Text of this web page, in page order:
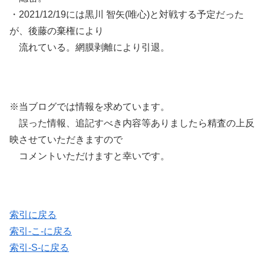
・2021/12/19には黒川 智矢(唯心)と対戦する予定だった
が、後藤の棄権により
流れている。網膜剥離により引退。
※当ブログでは情報を求めています。
誤った情報、追記すべき内容等ありましたら精査の上反
映させていただきますので
コメントいただけますと幸いです。
索引に戻る
索引-こ-に戻る
索引-S-に戻る